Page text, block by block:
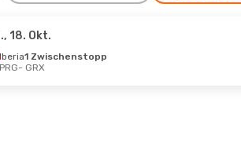
18. Okt.
Iberia1 Zwischenstopp
PRG- GRX